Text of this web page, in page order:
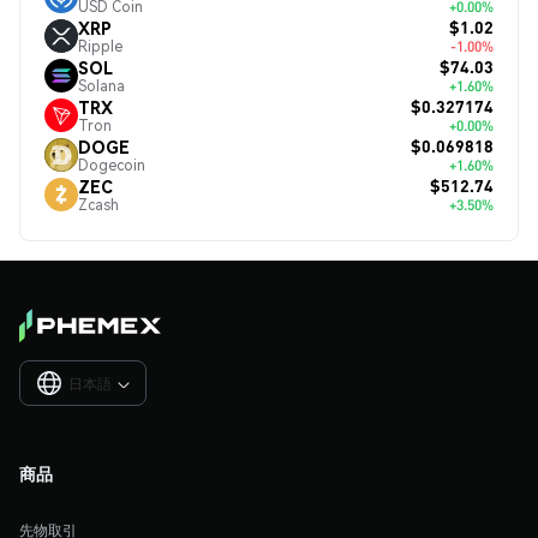
USD Coin +0.00%
XRP
Ripple
$1.02
-1.00%
SOL
Solana
$74.03
+1.60%
TRX
Tron
$0.327174
+0.00%
DOGE
Dogecoin
$0.069818
+1.60%
ZEC
Zcash
$512.74
+3.50%
日本語 
商品
先物取引